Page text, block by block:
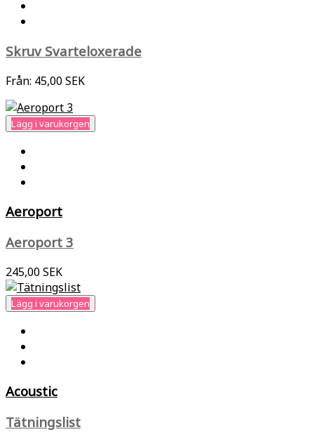
Skruv Svarteloxerade
Från: 45,00 SEK
Lägg i varukorgen
Aeroport
Aeroport 3
245,00 SEK
Lägg i varukorgen
Acoustic
Tätningslist